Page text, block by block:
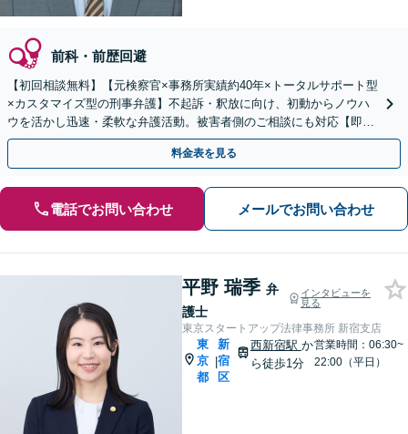
前科・前歴回避
【初回相談無料】【元検察官×事務所実績約40年×トータルサポート型
×カスタマイズ型の刑事弁護】不起訴・釈放に向け、初動からノウハ
ウを活かし迅速・柔軟な弁護活動。被害者側のご相談にも対応【即日
接見対応】【夜間・休日相談可】【新宿三丁目駅3分】
料金表を見る
電話でお問い合わせ メールでお問い合わせ
平野 瑞季 弁
護士
インタビューを
見る
東京スタートアップ法律事務所 新宿支店
東
京
都
|
新
宿
区
西新宿駅 か
ら徒歩1分
営業時間：06:30~
22:00（平日）